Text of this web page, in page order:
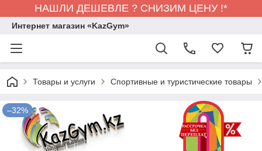
НАШЛИ ДЕШЕВЛЕ ? СНИЗИМ ЦЕНУ !*
Интернет магазин «KazGym»
Товары и услуги Спортивные и туристические товары
–32%